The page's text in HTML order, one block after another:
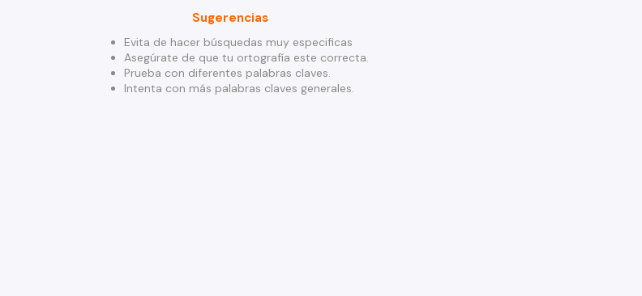
Sugerencias
Evita de hacer búsquedas muy especificas
Asegúrate de que tu ortografía este correcta.
Prueba con diferentes palabras claves.
Intenta con más palabras claves generales.